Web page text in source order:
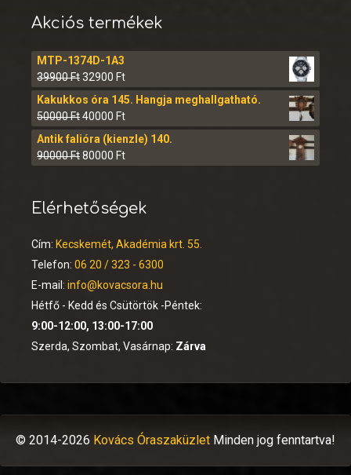
Akciós termékek
MTP-1374D-1A3
39900Ft32900 Ft
Kakukkos óra 145. Hangja meghallgatható.
50000Ft40000 Ft
Antik falióra (kienzle) 140.
90000Ft80000 Ft
Elérhetőségek
Cím: Kecskemét, Akadémia krt. 55.
Telefon: 06 20 / 323 - 6300
E-mail: info@kovacsora.hu
Hétfő - Kedd és Csütörtök -Péntek:
9:00-12:00, 13:00-17:00
Szerda, Szombat, Vasárnap: Zárva
© 2014-2026 Kovács Óraszaküzlet Minden jog fenntartva!